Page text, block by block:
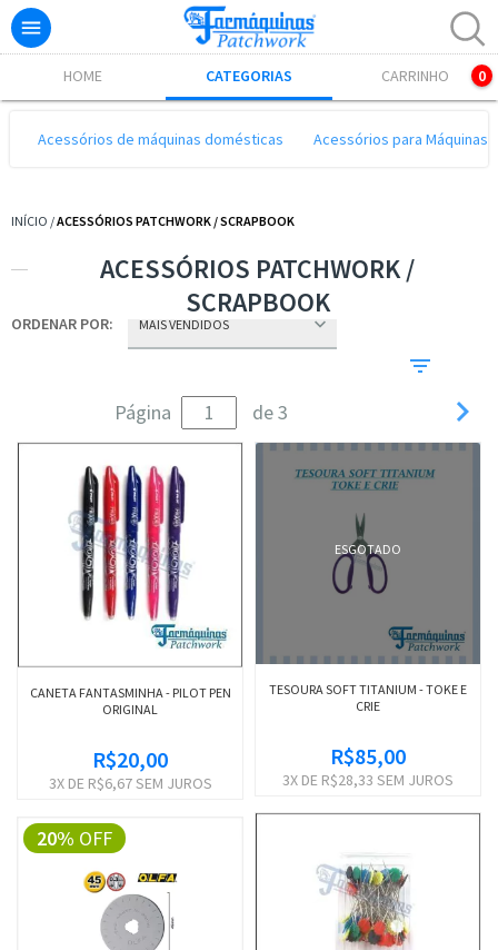
HOME CATEGORIAS CARRINHO 0
Excelente! Já adicionamos o produto ao carrinho.
Acessórios de máquinas domésticas Acessórios para Máquinas
INÍCIO /ACESSÓRIOS PATCHWORK / SCRAPBOOK
ACESSÓRIOS PATCHWORK /
SCRAPBOOK
ORDENAR POR:
Página de 3 
CANETA FANTASMINHA - PILOT PEN
ORIGINAL
R$20,00
3X DE R$6,67SEM JUROS
ESGOTADO
TESOURA SOFT TITANIUM - TOKE E
CRIE
R$85,00
3X DE R$28,33 SEM JUROS
20% OFF